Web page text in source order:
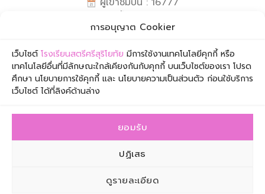
การอนุญาต Cookier
เว็บไซต์โรงเรียนสตรีศรีสุริโยทัย มีการใช้งานเทคโนโลยีคุกกี้ หรือ
เทคโนโลยีอื่นที่มีลักษณะใกล้เคียงกันกับคุกกี้ บนเว็บไซต์ของเรา โปรด
ศึกษา นโยบายการใช้คุกกี้ และ นโยบายความเป็นส่วนตัว ก่อนใช้บริการ
เว็บไซต์ ได้ที่ลิงค์ด้านล่าง
ยอมรับ
ปฏิเสธ
ดูรายละเอียด
กำลังเข้าชม : 3
ข้อมูล ณ วันที่ : 8 สิงหาคม 2569
โรงเรียนสตรีศรีสุริโยทัย เลขที่ 1 ซอยเจริญกรุง 57 ถนน
เจริญกรุง เขตสาทร กรุงเทพมหานคร 10120
info@suriyothai.ac.th